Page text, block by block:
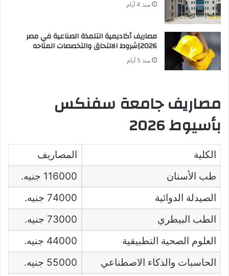
منذ 4 أيام
مصاريف أكاديمية التلمذة الصناعية في مصر
2026|شروط الالتحاق والتخصصات المتاحه
منذ 5 أيام
مصاريف جامعة سفنكس
بأسيوط 2026
الكلية
المصاريف
طب الأسنان
116000 جنيه.
الصيدلة الدوائية
74000 جنيه.
الطب البيطري
73000 جنيه.
العلوم الصحية التطبيقية
44000 جنيه.
الحاسبات والذكاء الاصطناعي
55000 جنيه.